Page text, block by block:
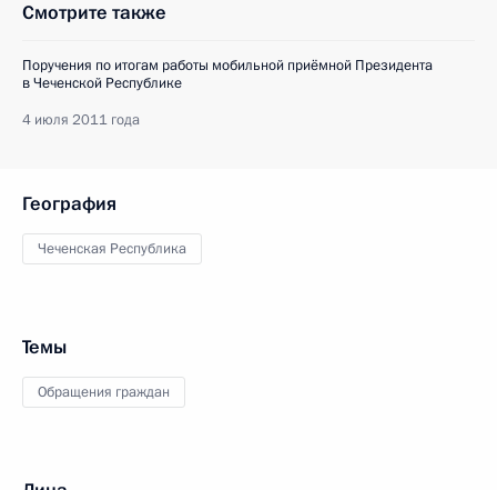
Смотрите также
Поручения по итогам работы мобильной приёмной Президента
в Чеченской Республике
4 июля 2011 года
География
Чеченская Республика
Темы
Обращения граждан